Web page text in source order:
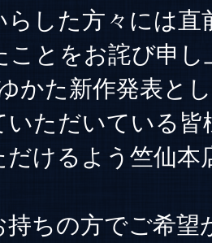
らした方々には直
ことをお詫び申し
かた新作発表と
いただいている皆
だけるよう竺仙本
持ちの方でご希望